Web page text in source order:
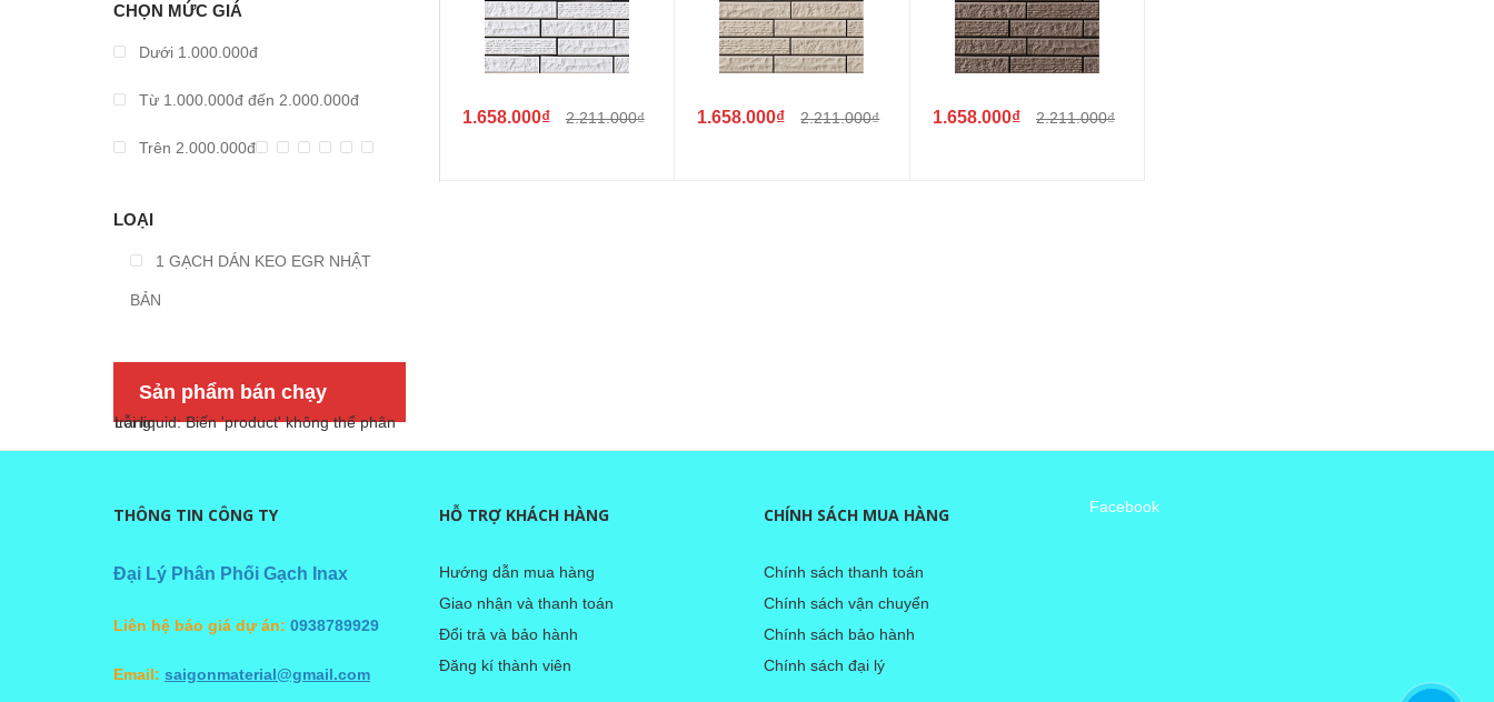
CHỌN MỨC GIÁ
Dưới 1.000.000đ
Từ 1.000.000đ đến 2.000.000đ
Trên 2.000.000đ
LOẠI
1 GẠCH DÁN KEO EGR NHẬT
BẢN
Sản phẩm bán chạy
Lỗi liquid: Biến 'product' không thể phân trang
1.658.000₫ 2.211.000₫ 1.658.000₫ 2.211.000₫ 1.658.000₫ 2.211.000₫
THÔNG TIN CÔNG TY
Đại Lý Phân Phối Gạch Inax
Liên hệ báo giá dự án: 0938789929
Email: saigonmaterial@gmail.com
HỖ TRỢ KHÁCH HÀNG
Hướng dẫn mua hàng
Giao nhận và thanh toán
Đổi trả và bảo hành
Đăng kí thành viên
CHÍNH SÁCH MUA HÀNG
Chính sách thanh toán
Chính sách vận chuyển
Chính sách bảo hành
Chính sách đại lý
Facebook